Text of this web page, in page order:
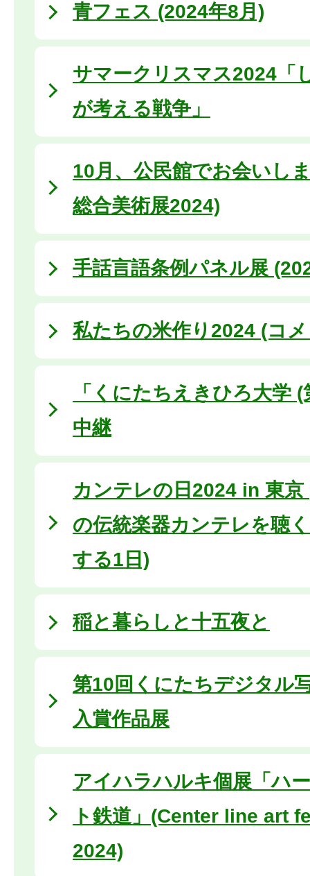
青フェス (2024年8月)
サマークリスマス2024「
が考える戦争」
10月、公民館でお会いし
総合美術展2024)
手話言語条例パネル展
私たちの米作り2024 (コ
「くにたちえきひろ大学
中継
カンテレの日2024 in 東
の伝統楽器カンテレを聴
する1日)
稲と暮らしと十五夜と
第10回くにたちデジタル
入賞作品展
アイハラハルキ個展「ハ
ト鉄道」(Center line art
2024)